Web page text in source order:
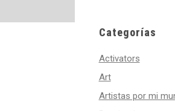
Categorías
Activators
Art
Artistas por mi